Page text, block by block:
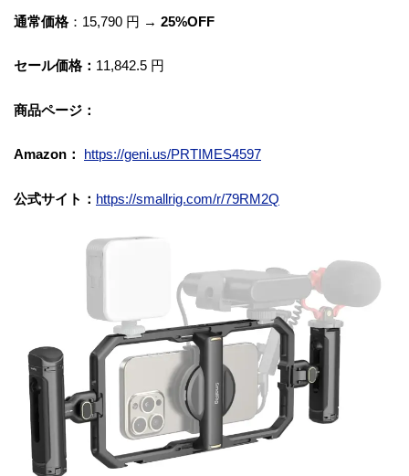
通常価格：15,790 円 → 25%OFF
セール価格： 11,842.5 円
商品ページ：
Amazon： https://geni.us/PRTIMES4597
公式サイト： https://smallrig.com/r/79RM2Q